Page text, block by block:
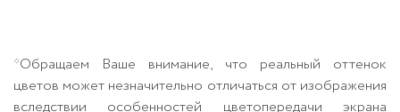
*Обращаем Ваше внимание, что реальный оттенок
цветов может незначительно отличаться от изображения
вследствии особенностей цветопередачи экрана